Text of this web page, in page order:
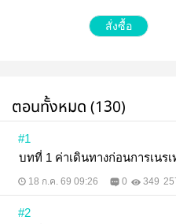
สั่งซื้อ
ตอนทั้งหมด (130)
#1
บทที่ 1 ค่าเดินทางก่อนการเนร
18 ก.ค. 69 09:26 0 349
#2